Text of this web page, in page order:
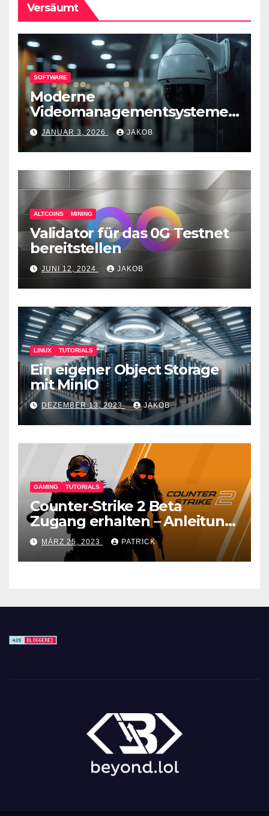
Versäumt
SOFTWARE
Moderne
Videomanagementsysteme
(VMS) – mehr als nur
Überwachungswerkzeuge
JANUAR 3, 2026 JAKOB
ALTCOINS MINING
Validator für das 0G Testnet
bereitstellen
JUNI 12, 2024 JAKOB
LINUX TUTORIALS
Ein eigener Object Storage
mit MinIO
DEZEMBER 13, 2023 JAKOB
GAMING TUTORIALS
Counter-Strike 2 Beta
Zugang erhalten – Anleitung
für den CS GO Nachfolger
MÄRZ 25, 2023 PATRICK